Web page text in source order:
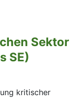
Sektor
SE)
kritischer